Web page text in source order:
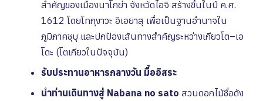
สำคัญของเมืองนาโกย่า จังหวัดไอจิ สร้างขึ้นในปี ค.ศ.
1612 โดยโทกุงาวะ อิเอยาสุ เพื่อเป็นฐานอำนาจใน
ภูมิภาคชุบุ และปกป้องเส้นทางสำคัญระหว่างเกียวโต–เอ
โดะ (โตเกียวในปัจจุบัน)
รับประทานอาหารกลางวัน มื้ออิสระ
นำท่านเดินทางสู่ Nabana no sato สวนดอกไม้ชื่อดัง